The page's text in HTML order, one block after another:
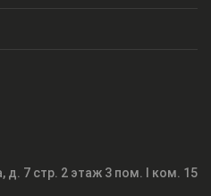
д. 7 стр. 2 этаж 3 пом. I ком. 15